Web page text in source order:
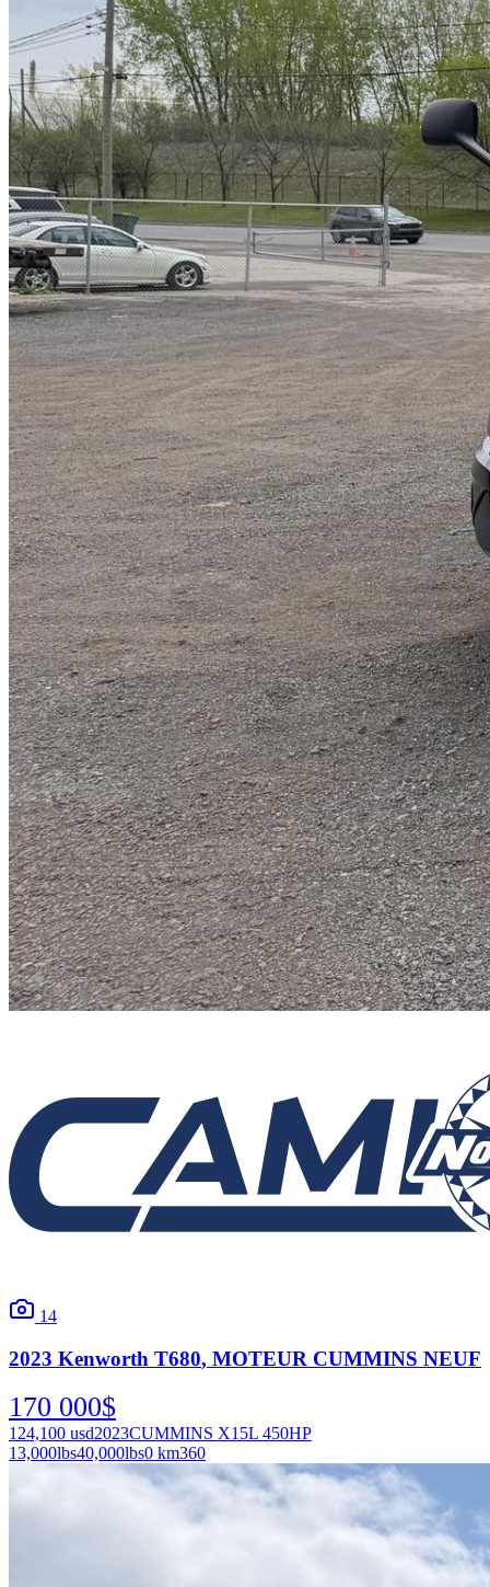
14
2023 Kenworth T680, MOTEUR CUMMINS NEUF
170 000$
124,100 usd2023CUMMINS X15L 450HP
13,000lbs40,000lbs0 km360